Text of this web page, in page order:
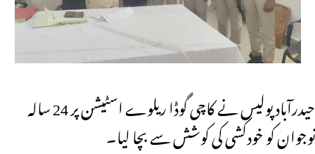
حیدرآباد پولیس نے کاچی گوڈا ریلوے اسٹیشن پر 24 سالہ
نوجوان کو خودکشی کی کوشش سے بچا لیا۔